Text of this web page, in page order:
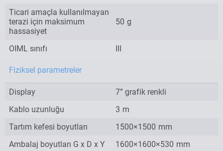
Ticari amaçla kullanılmayan
terazi için maksimum
hassasiyet
50 g
OIML sınıfı III
Fiziksel parametreler
Display
7” grafik renkli
Kablo uzunluğu
3 m
Tartım kefesi boyutları
1500×1500 mm
Ambalaj boyutları G x D x Y
1600×1600×530 mm